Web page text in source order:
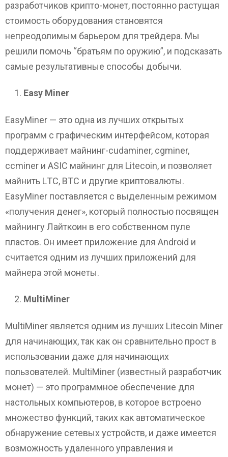
разработчиков крипто-монет, постоянно растущая
стоимость оборудования становятся
непреодолимым барьером для трейдера. Мы
решили помочь “братьям по оружию”, и подсказать
самые результативные способы добычи.
Easy Miner
EasyMiner — это одна из лучших открытых
программ с графическим интерфейсом, которая
поддерживает майнинг-cudaminer, cgminer,
ccminer и ASIC майнинг для Litecoin, и позволяет
майнить LТС, BТС и другие криптовалюты.
EasyMiner поставляется с выделенным режимом
«получения денег», который полностью посвящен
майнингу Лайткоин в его собственном пуле
пластов. Он имеет приложение для Android и
считается одним из лучших приложений для
майнера этой монеты.
MultiMiner
MultiMiner является одним из лучших Litecoin Miner
для начинающих, так как он сравнительно прост в
использовании даже для начинающих
пользователей. MultiMiner (известный разработчик
монет) — это программное обеспечение для
настольных компьютеров, в которое встроено
множество функций, таких как автоматическое
обнаружение сетевых устройств, и даже имеется
возможность удаленного управления и